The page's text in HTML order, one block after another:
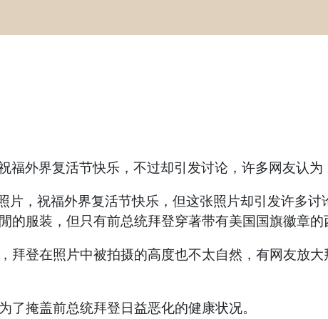
外界复活节快乐，不过却引发讨论，许多网友认为
，祝福外界复活节快乐，但这张照片却引发许多
服装，但只有前总统拜登穿著带有美国国旗徽章的
拜登在照片中被拍摄的高度也不太自然，有网友放
掩盖前总统拜登日益恶化的健康状况。